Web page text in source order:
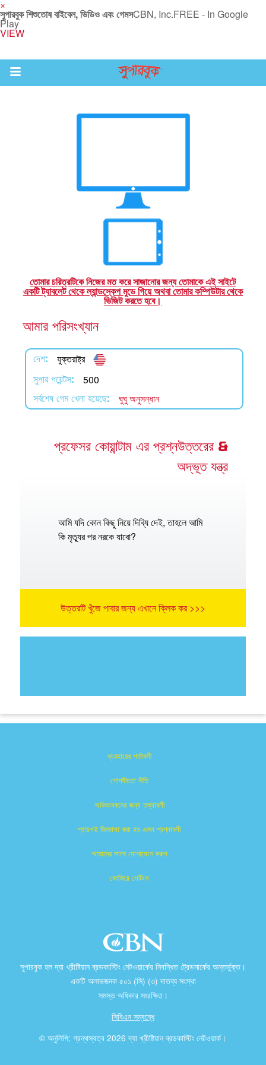
×
সুপারবুক শিশুতোষ বাইবেল, ভিডিও এবং গেমসCBN, Inc.FREE - In Google
Play
VIEW
Return to Content
বাইবেল অ্যাপ
তোমার চরিত্রটিকে নিজের মত করে সাজানোর জন্য তোমাকে এই সাইটে
একটি ট্যাবলেট থেকে ল্যান্ডস্কেপ মুডে গিয়ে অথবা তোমার কম্পিউটার থেকে
ভিজিট করতে হবে।
আমার পরিসংখ্যান
দেশ: যুক্তরাষ্ট্র
সুপার পয়েন্টস: 500
সর্বশেষ গেম খেলা হয়েছে: ঘুঘু অনুসন্ধান
প্রফেসর কোয়ান্টাম এর প্রশ্নউত্তরের &
অদ্ভূত যন্ত্র
আমি যদি কোন কিছু নিয়ে দিব্যি দেই, তাহলে আমি
কি মৃত্যুর পর নরকে যাবো?
উত্তরটি খুঁজে পাবার জন্য এখানে ক্লিক কর >>>
ব্যবহারের শর্তাবলী
গোপনীয়তা নীতি
অভিভাবকদের জন্য তথ্যাবলী
প্রায়শই জিজ্ঞাসা করা হয় এমন প্রশ্নাবলী
আমাদের সাথে যোগাযোগ করুন
কোকিয়ে সেটিংস
সুপারবুক হল দ্যা খ্রীষ্টিয়ান ব্রডকাস্টিং নেটওয়ার্কের নিবন্ধিত ট্রেডমার্কের অন্তর্ভুক্ত।
একটি অলাভজনক ৫০১ (সি) (৩) দাতব্য সংস্থা
সমস্ত অধিকার সংরক্ষিত।
সিবিএন সম্বন্ধে
© অনুলিপি; গ্রন্থস্বত্ব 2026 দ্যা খ্রীষ্টিয়ান ব্রডকাস্টিং নেটওয়ার্ক।